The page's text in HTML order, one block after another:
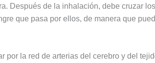
Después de la inhalación, debe cruzar
que pasa por ellos, de manera que
por la red de arterias del cerebro y del